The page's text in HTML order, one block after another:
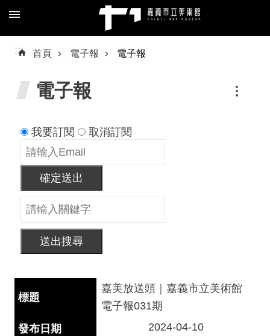
跳到主要內容區塊
進
搜
尋
參
本
::: 首頁 電子報 電子報
電子報
我要訂閱 取消訂閱
確定送出
嘉美放送頭｜嘉義市立美術館
電子報031期
2024-04-10